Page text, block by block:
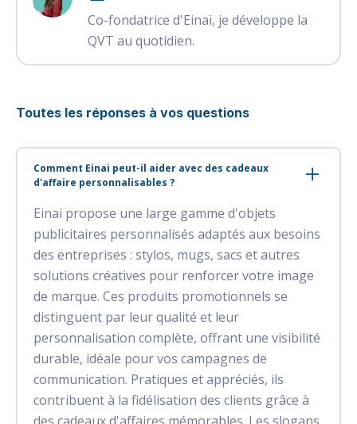
Co-fondatrice d'Einaï, je développe la
QVT au quotidien.
Toutes les réponses à vos questions
Comment Einai peut-il aider avec des cadeaux
d'affaire personnalisables ?
Einai propose une large gamme d'objets
publicitaires personnalisés adaptés aux besoins
des entreprises : stylos, mugs, sacs et autres
solutions créatives pour renforcer votre image
de marque. Ces produits promotionnels se
distinguent par leur qualité et leur
personnalisation complète, offrant une visibilité
durable, idéale pour vos campagnes de
communication. Pratiques et appréciés, ils
contribuent à la fidélisation des clients grâce à